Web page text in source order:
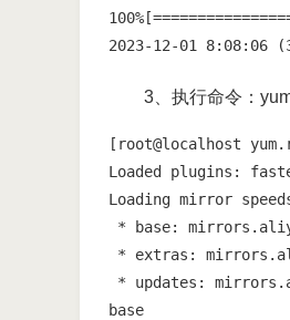
2023-12-01 8:08:06
3、执行命令：
[root@localhost
Loaded plugins:
Loading mirror
* base:
* extras:
* updates:
base